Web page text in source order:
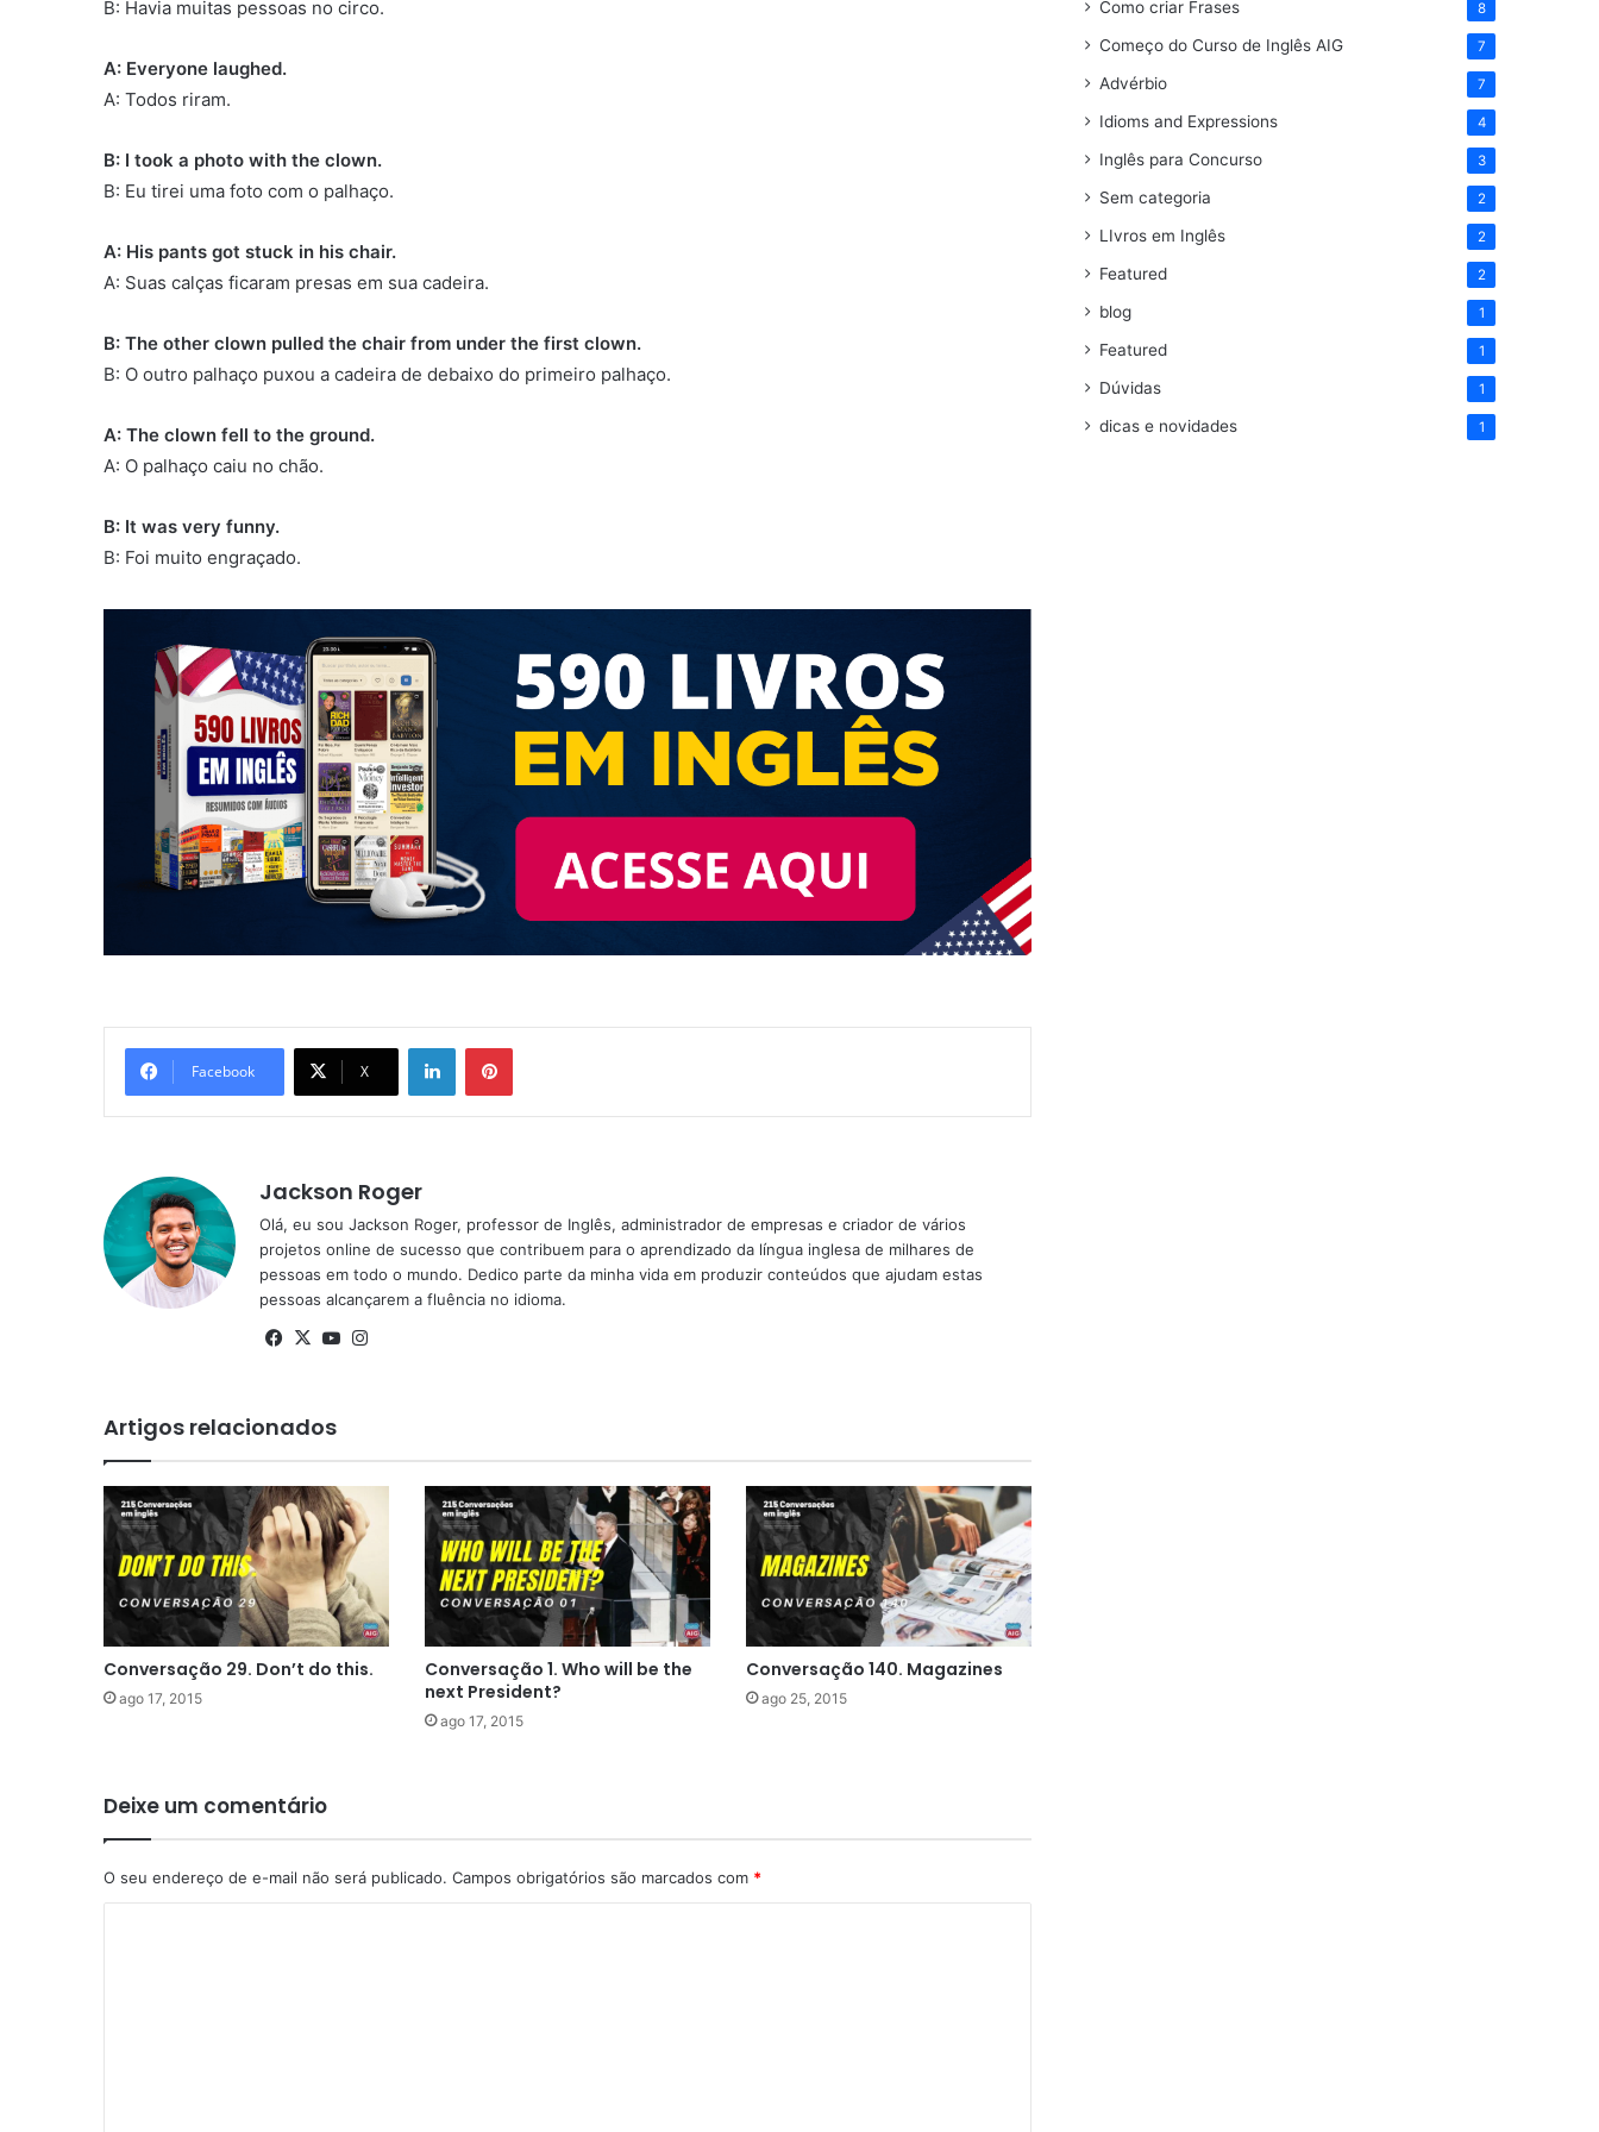
B: Havia muitas pessoas no circo.
A: Everyone laughed.
A: Todos riram.
B: I took a photo with the clown.
B: Eu tirei uma foto com o palhaço.
A: His pants got stuck in his chair.
A: Suas calças ficaram presas em sua cadeira.
B: The other clown pulled the chair from under the first clown.
B: O outro palhaço puxou a cadeira de debaixo do primeiro palhaço.
A: The clown fell to the ground.
A: O palhaço caiu no chão.
B: It was very funny.
B: Foi muito engraçado.
Facebook X
LinkedinPinterest
Jackson Roger
Olá, eu sou Jackson Roger, professor de Inglês, administrador de empresas e criador de vários
projetos online de sucesso que contribuem para o aprendizado da língua inglesa de milhares de
pessoas em todo o mundo. Dedico parte da minha vida em produzir conteúdos que ajudam estas
pessoas alcançarem a fluência no idioma.
Facebook
X YouTube
Artigos relacionados
Conversação 29. Don’t do this.
ago 17, 2015
Conversação 1. Who will be the
next President?
ago 17, 2015
Conversação 140. Magazines
ago 25, 2015
Deixe um comentário
O seu endereço de e-mail não será publicado. Campos obrigatórios são marcados com *
Como criar Frases 8
Começo do Curso de Inglês AIG 7
Advérbio 7
Idioms and Expressions 4
Inglês para Concurso 3
Sem categoria 2
LIvros em Inglês 2
Featured 2
blog 1
Featured 1
Dúvidas 1
dicas e novidades 1